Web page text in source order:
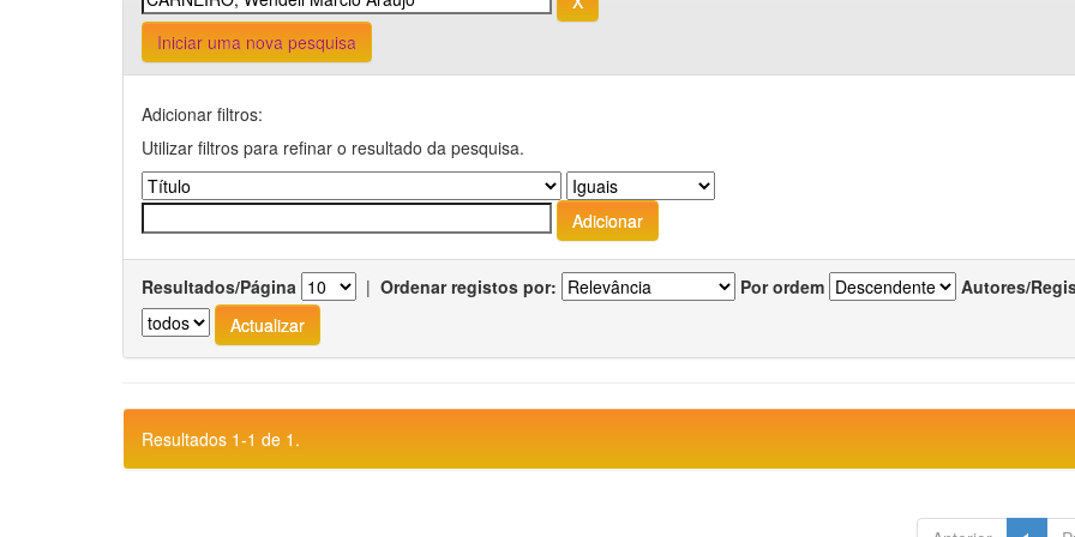
Iniciar uma nova pesquisa
Adicionar filtros:
Utilizar filtros para refinar o resultado da pesquisa.
Resultados/Página | Ordenar registos por: Por ordem Autores/
Resultados 1-1 de 1.